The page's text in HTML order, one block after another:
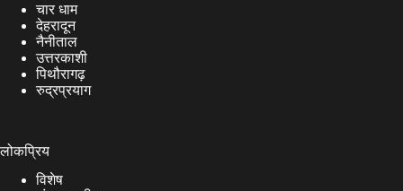
चार धाम
देहरादून
नैनीताल
उत्तरकाशी
पिथौरागढ़
रुद्रप्रयाग
लोकप्रिय
विशेष